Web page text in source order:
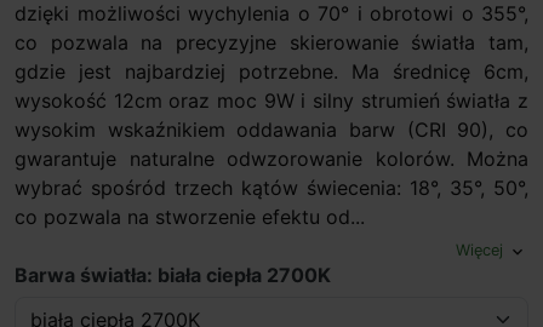
dzięki możliwości wychylenia o 70° i obrotowi o 355°,
co pozwala na precyzyjne skierowanie światła tam,
gdzie jest najbardziej potrzebne. Ma średnicę 6cm,
wysokość 12cm oraz moc 9W i silny strumień światła z
wysokim wskaźnikiem oddawania barw (CRI 90), co
gwarantuje naturalne odwzorowanie kolorów. Można
wybrać spośród trzech kątów świecenia: 18°, 35°, 50°,
co pozwala na stworzenie efektu od...
Więcej expand_more
Barwa światła: biała ciepła 2700K